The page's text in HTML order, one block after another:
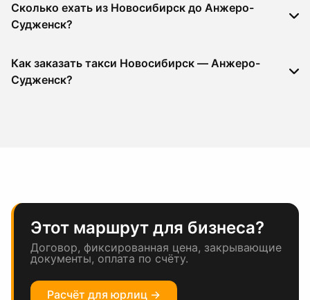
Сколько ехать из Новосибирск до Анжеро-
Судженск?
Как заказать такси Новосибирск — Анжеро-
Судженск?
Этот маршрут для бизнеса?
Договор, фиксированная цена, закрывающие
документы, оплата по счёту.
Расчёт для юрлиц →